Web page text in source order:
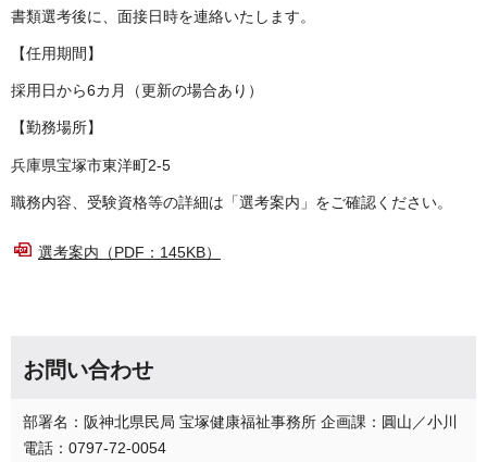
書類選考後に、面接日時を連絡いたします。
【任用期間】
採用日から6カ月（更新の場合あり）
【勤務場所】
兵庫県宝塚市東洋町2-5
職務内容、受験資格等の詳細は「選考案内」をご確認ください。
選考案内（PDF：145KB）
お問い合わせ
部署名：阪神北県民局 宝塚健康福祉事務所 企画課：圓山／小川
電話：0797-72‐0054